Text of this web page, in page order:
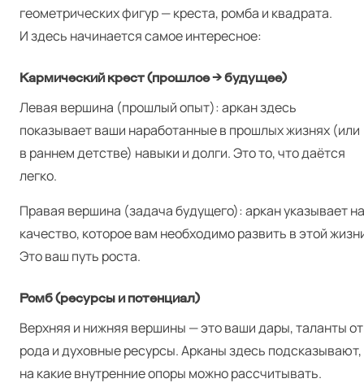
геометрических фигур — креста, ромба и квадрата.
И здесь начинается самое интересное:
Кармический крест (прошлое → будущее)
Левая вершина (прошлый опыт): аркан здесь
показывает ваши наработанные в прошлых жизнях (или
в раннем детстве) навыки и долги. Это то, что даётся
легко.
Правая вершина (задача будущего): аркан указывает на
качество, которое вам необходимо развить в этой
Это ваш путь роста.
Ромб (ресурсы и потенциал)
Верхняя и нижняя вершины — это ваши дары, таланты от
рода и духовные ресурсы. Арканы здесь подсказывают,
на какие внутренние опоры можно рассчитывать.